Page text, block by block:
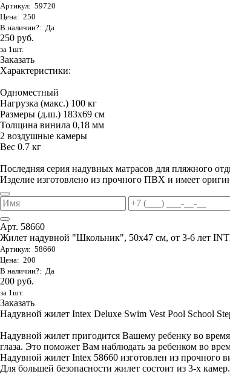
Артикул: 59720
Цена: 250
В наличии?: Да
250 руб.
за 1шт.
Заказать
Характеристики:
Одноместный
Нагрузка (макс.) 100 кг
Размеры (д.ш.) 183х69 см
Толщина винила 0,18 мм
2 воздушные камеры
Вес 0.7 кг
Последняя серия надувных матрасов для пляжного
Изделие изготовлено из прочного ПВХ и имеет
Арт. 58660
Жилет надувной "Школьник", 50х47 см, от 3-6 лет
Артикул: 58660
Цена: 200
В наличии?: Да
200 руб.
за 1шт.
Заказать
Надувной жилет Intex Deluxe Swim Vest Pool School
Надувной жилет пригодится Вашему ребенку во время
глаза. Это поможет Вам наблюдать за ребенком во
Надувной жилет Intex 58660 изготовлен из прочного
Для большей безопасности жилет состоит из 3-х